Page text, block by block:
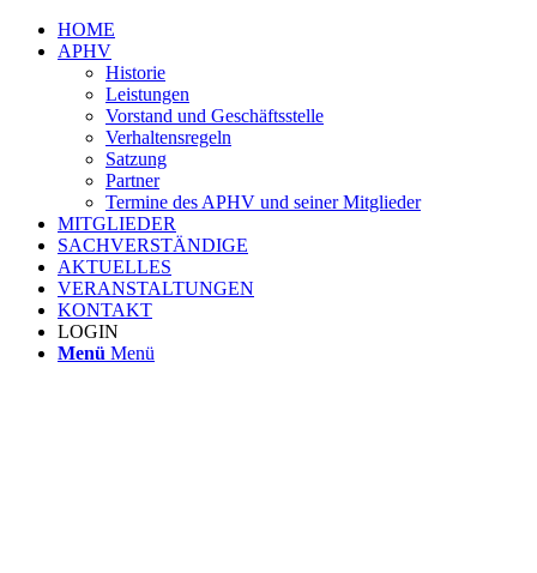
HOME
APHV
Historie
Leistungen
Vorstand und Geschäftsstelle
Verhaltensregeln
Satzung
Partner
Termine des APHV und seiner Mitglieder
MITGLIEDER
SACHVERSTÄNDIGE
AKTUELLES
VERANSTALTUNGEN
KONTAKT
LOGIN
Menü Menü